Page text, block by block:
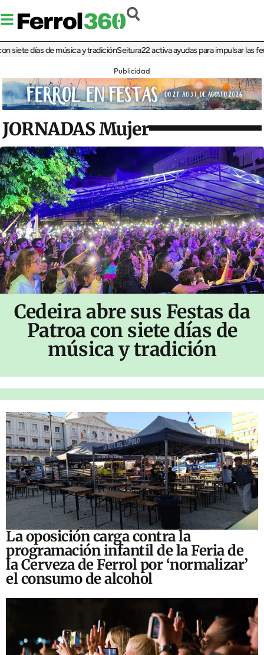
días de música y tradiciónSeitura22 activa ayudas para impulsar las ferias
Publicidad
JORNADAS Mujer
Cedeira abre sus Festas da
Patroa con siete días de
música y tradición
La oposición carga contra la
programación infantil de la Feria de
la Cerveza de Ferrol por ‘normalizar’
el consumo de alcohol